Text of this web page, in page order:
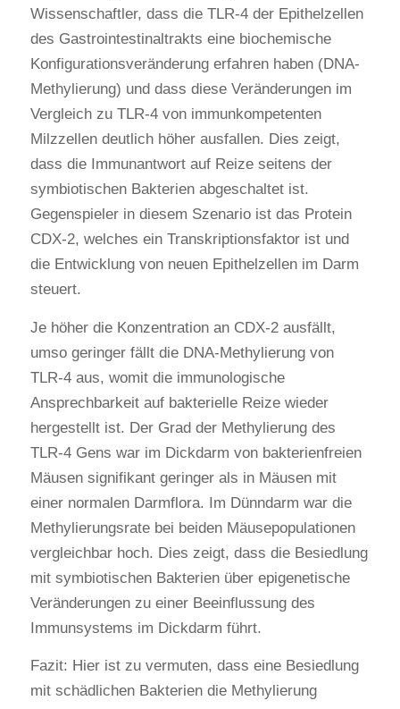
Wissenschaftler, dass die TLR-4 der Epithelzellen
des Gastrointestinaltrakts eine biochemische
Konfigurationsveränderung erfahren haben (DNA-
Methylierung) und dass diese Veränderungen im
Vergleich zu TLR-4 von immunkompetenten
Milzzellen deutlich höher ausfallen. Dies zeigt,
dass die Immunantwort auf Reize seitens der
symbiotischen Bakterien abgeschaltet ist.
Gegenspieler in diesem Szenario ist das Protein
CDX-2, welches ein Transkriptionsfaktor ist und
die Entwicklung von neuen Epithelzellen im Darm
steuert.
Je höher die Konzentration an CDX-2 ausfällt,
umso geringer fällt die DNA-Methylierung von
TLR-4 aus, womit die immunologische
Ansprechbarkeit auf bakterielle Reize wieder
hergestellt ist. Der Grad der Methylierung des
TLR-4 Gens war im Dickdarm von bakterienfreien
Mäusen signifikant geringer als in Mäusen mit
einer normalen Darmflora. Im Dünndarm war die
Methylierungsrate bei beiden Mäusepopulationen
vergleichbar hoch. Dies zeigt, dass die Besiedlung
mit symbiotischen Bakterien über epigenetische
Veränderungen zu einer Beeinflussung des
Immunsystems im Dickdarm führt.
Fazit: Hier ist zu vermuten, dass eine Besiedlung
mit schädlichen Bakterien die Methylierung